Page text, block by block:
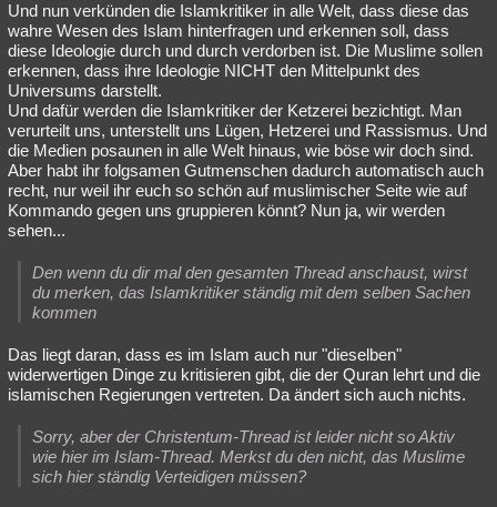
Und nun verkünden die Islamkritiker in alle Welt, dass diese das
wahre Wesen des Islam hinterfragen und erkennen soll, dass
diese Ideologie durch und durch verdorben ist. Die Muslime sollen
erkennen, dass ihre Ideologie NICHT den Mittelpunkt des
Universums darstellt.
Und dafür werden die Islamkritiker der Ketzerei bezichtigt. Man
verurteilt uns, unterstellt uns Lügen, Hetzerei und Rassismus. Und
die Medien posaunen in alle Welt hinaus, wie böse wir doch sind.
Aber habt ihr folgsamen Gutmenschen dadurch automatisch auch
recht, nur weil ihr euch so schön auf muslimischer Seite wie auf
Kommando gegen uns gruppieren könnt? Nun ja, wir werden
sehen...
Den wenn du dir mal den gesamten Thread anschaust, wirst
du merken, das Islamkritiker ständig mit dem selben Sachen
kommen
Das liegt daran, dass es im Islam auch nur "dieselben"
widerwertigen Dinge zu kritisieren gibt, die der Quran lehrt und die
islamischen Regierungen vertreten. Da ändert sich auch nichts.
Sorry, aber der Christentum-Thread ist leider nicht so Aktiv
wie hier im Islam-Thread. Merkst du den nicht, das Muslime
sich hier ständig Verteidigen müssen?